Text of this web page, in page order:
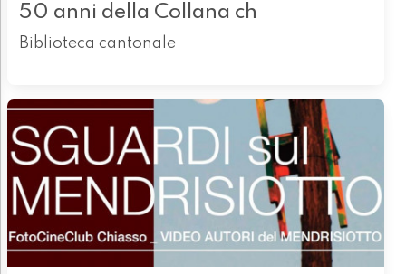
50 anni della Collana ch
Biblioteca cantonale